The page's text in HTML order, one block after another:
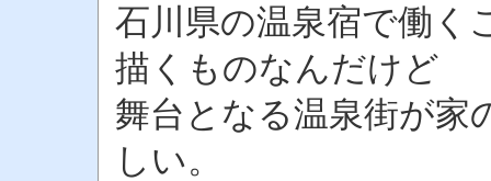
石川県の温泉宿で働く
描くものなんだけど
舞台となる温泉街が家
しい。